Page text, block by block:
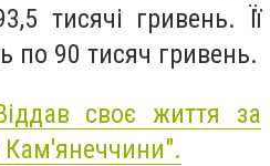
тисячі гривень. Її
по 90 тисяч гривень.
своє життя за
Кам'янеччини".